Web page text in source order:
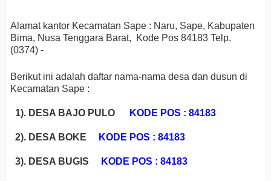
Alamat kantor Kecamatan Sape : Naru, Sape, Kabupaten
Bima, Nusa Tenggara Barat, Kode Pos 84183 Telp.
(0374) -
Berikut ini adalah daftar nama-nama desa dan dusun di
Kecamatan Sape :
1). DESA BAJO PULO KODE POS : 84183
2). DESA BOKE KODE POS : 84183
3). DESA BUGIS KODE POS : 84183